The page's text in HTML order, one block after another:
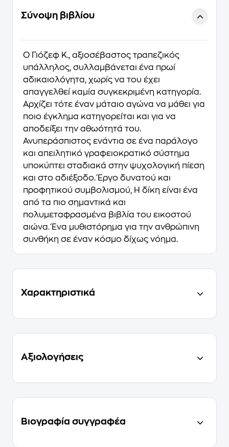
Σύνοψη βιβλίου
Ο Γιόζεφ K., αξιοσέβαστος τραπεζικός
υπάλληλος, συλλαμβάνεται ένα πρωί
αδικαιολόγητα, χωρίς να του έχει
απαγγελθεί καμία συγκεκριμένη κατηγορία.
Αρχίζει τότε έναν μάταιο αγώνα να μάθει για
ποιο έγκλημα κατηγορείται και για να
αποδείξει την αθωότητά του.
Ανυπεράσπιστος ενάντια σε ένα παράλογο
και απειλητικό γραφειοκρατικό σύστημα
υποκύπτει σταδιακά στην ψυχολογική πίεση
και στο αδιέξοδο. Έργο δυνατού και
προφητικού συμβολισμού, Η δίκη είναι ένα
από τα πιο σημαντικά και
πολυμεταφρασμένα βιβλία του εικοστού
αιώνα. Ένα μυθιστόρημα για την ανθρώπινη
συνθήκη σε έναν κόσμο δίχως νόημα.
Χαρακτηριστικά
Αξιολογήσεις
Βιογραφία συγγραφέα